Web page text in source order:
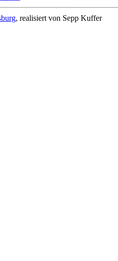
, realisiert von Sepp Kuffer